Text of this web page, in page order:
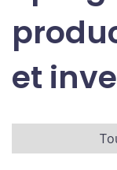
et